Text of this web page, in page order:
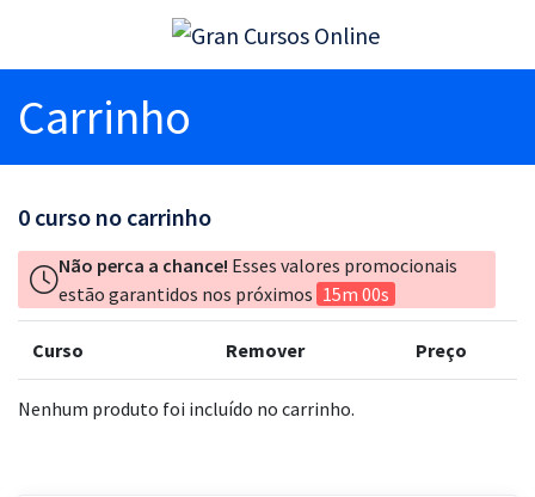
Carrinho
0 curso no carrinho
Não perca a chance! Esses valores promocionais
estão garantidos nos próximos 15m 00s
Curso Remover Preço
Nenhum produto foi incluído no carrinho.